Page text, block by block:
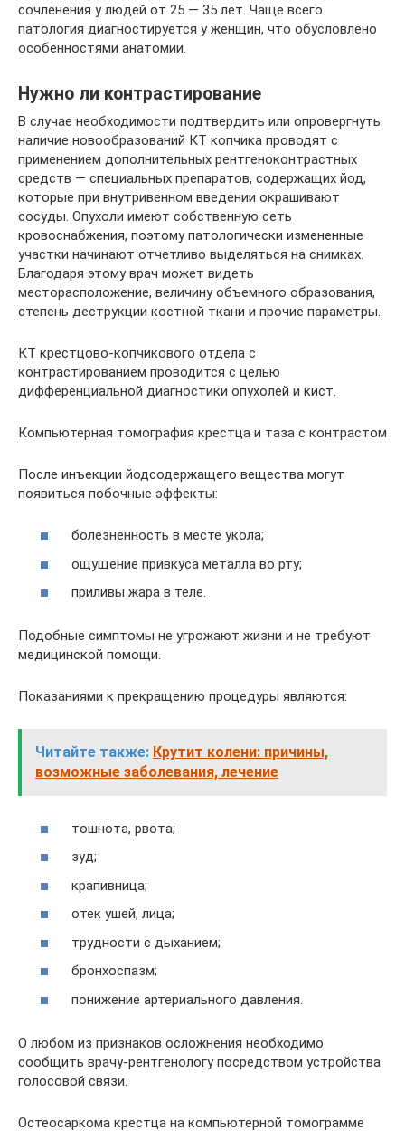
сочленения у людей от 25 — 35 лет. Чаще всего
патология диагностируется у женщин, что обусловлено
особенностями анатомии.
Нужно ли контрастирование
В случае необходимости подтвердить или опровергнуть
наличие новообразований КТ копчика проводят с
применением дополнительных рентгеноконтрастных
средств — специальных препаратов, содержащих йод,
которые при внутривенном введении окрашивают
сосуды. Опухоли имеют собственную сеть
кровоснабжения, поэтому патологически измененные
участки начинают отчетливо выделяться на снимках.
Благодаря этому врач может видеть
месторасположение, величину объемного образования,
степень деструкции костной ткани и прочие параметры.
КТ крестцово-копчикового отдела с
контрастированием проводится с целью
дифференциальной диагностики опухолей и кист.
Компьютерная томография крестца и таза с контрастом
После инъекции йодсодержащего вещества могут
появиться побочные эффекты:
болезненность в месте укола;
ощущение привкуса металла во рту;
приливы жара в теле.
Подобные симптомы не угрожают жизни и не требуют
медицинской помощи.
Показаниями к прекращению процедуры являются:
Читайте также: Крутит колени: причины,
возможные заболевания, лечение
тошнота, рвота;
зуд;
крапивница;
отек ушей, лица;
трудности с дыханием;
бронхоспазм;
понижение артериального давления.
О любом из признаков осложнения необходимо
сообщить врачу-рентгенологу посредством устройства
голосовой связи.
Остеосаркома крестца на компьютерной томограмме